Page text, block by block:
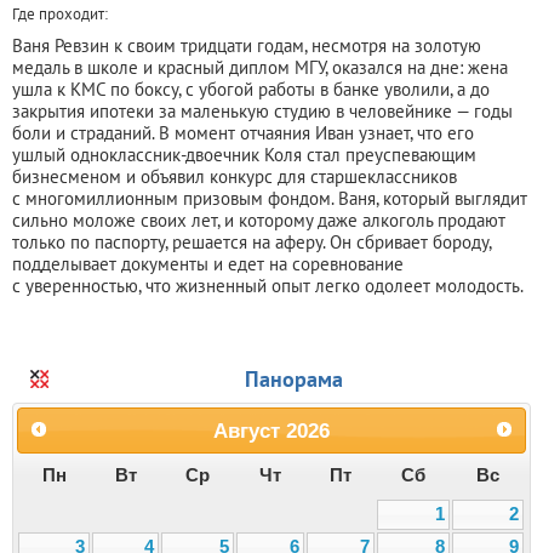
Где проходит:
Ваня Ревзин к своим тридцати годам, несмотря на золотую
медаль в школе и красный диплом МГУ, оказался на дне: жена
ушла к КМС по боксу, с убогой работы в банке уволили, а до
закрытия ипотеки за маленькую студию в человейнике — годы
боли и страданий. В момент отчаяния Иван узнает, что его
ушлый одноклассник-двоечник Коля стал преуспевающим
бизнесменом и объявил конкурс для старшеклассников
с многомиллионным призовым фондом. Ваня, который выглядит
сильно моложе своих лет, и которому даже алкоголь продают
только по паспорту, решается на аферу. Он сбривает бороду,
подделывает документы и едет на соревнование
с уверенностью, что жизненный опыт легко одолеет молодость.
Панорама
Август 2026
Пн Вт Ср Чт Пт Сб
Вс
1
2
3
4 5 6 7 8
9